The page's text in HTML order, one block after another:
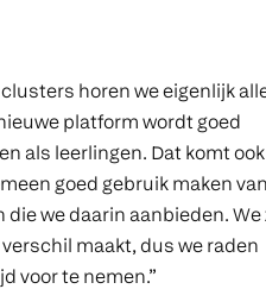
horen we eigenlijk
platform wordt goed
als leerlingen. Dat komt ook
goed gebruik maken
we daarin aanbieden. We
maakt, dus we raden
voor te nemen.”